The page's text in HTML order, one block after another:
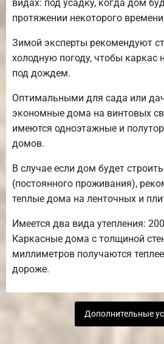
видах: под усадку, когда дом
протяжении некоторого
Зимой эксперты рекомендуют
холодную погоду, чтобы каркас
под дождем.
Оптимальными для сада или
экономные дома на винтовых
имеются одноэтажные и
домов.
В случае если дом будет
(постоянного проживания),
теплые дома на ленточных и
Имеется два вида утепления:
Каркасные дома с толщиной
миллиметров получаются
дороже.
Дополнительные